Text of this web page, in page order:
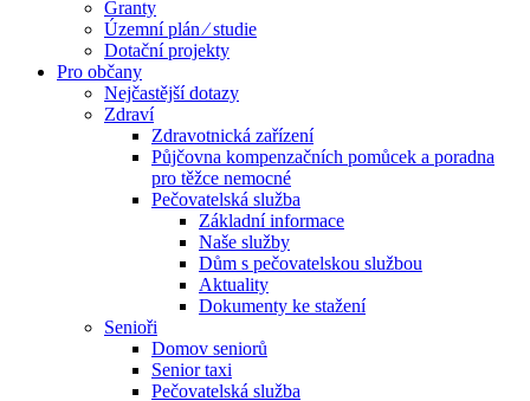
Granty
Územní plán ⁄ studie
Dotační projekty
Pro občany
Nejčastější dotazy
Zdraví
Zdravotnická zařízení
Půjčovna kompenzačních pomůcek a poradna
pro těžce nemocné
Pečovatelská služba
Základní informace
Naše služby
Dům s pečovatelskou službou
Aktuality
Dokumenty ke stažení
Senioři
Domov seniorů
Senior taxi
Pečovatelská služba